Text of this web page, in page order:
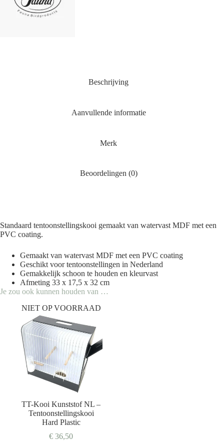
Beschrijving
Aanvullende informatie
Merk
Beoordelingen (0)
Standaard tentoonstellingskooi gemaakt van watervast MDF met een
PVC coating.
Gemaakt van watervast MDF met een PVC coating
Geschikt voor tentoonstellingen in Nederland
Gemakkelijk schoon te houden en kleurvast
Afmeting 33 x 17,5 x 32 cm
Je zou ook kunnen houden van …
NIET OP VOORRAAD
TT-Kooi Kunststof NL –
Tentoonstellingskooi
Hard Plastic
€ 36,50